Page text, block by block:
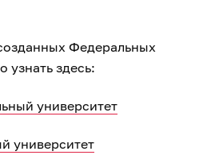
Федеральных
узнать здесь:
университет
университет